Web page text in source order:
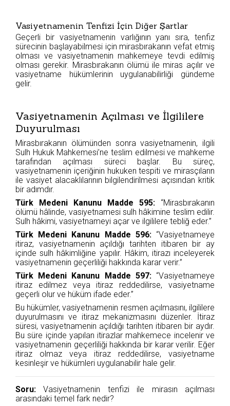
Vasiyetnamenin Tenfizi İçin Diğer Şartlar
Geçerli bir vasiyetnamenin varlığının yanı sıra, tenfiz
sürecinin başlayabilmesi için mirasbırakanın vefat etmiş
olması ve vasiyetnamenin mahkemeye tevdi edilmiş
olması gerekir. Mirasbırakanın ölümü ile miras açılır ve
vasiyetname hükümlerinin uygulanabilirliği gündeme
gelir.
Vasiyetnamenin Açılması ve İlgililere
Duyurulması
Mirasbırakanın ölümünden sonra vasiyetnamenin, ilgili
Sulh Hukuk Mahkemesi’ne teslim edilmesi ve mahkeme
tarafından açılması süreci başlar. Bu süreç,
vasiyetnamenin içeriğinin hukuken tespiti ve mirasçıların
ile vasiyet alacaklılarının bilgilendirilmesi açısından kritik
bir adımdır.
Türk Medeni Kanunu Madde 595: “Mirasbırakanın
ölümü hâlinde, vasiyetnamesi sulh hâkimine teslim edilir.
Sulh hâkimi, vasiyetnameyi açar ve ilgililere tebliğ eder.”
Türk Medeni Kanunu Madde 596:“Vasiyetnameye
itiraz, vasiyetnamenin açıldığı tarihten itibaren bir ay
içinde sulh hâkimliğine yapılır. Hâkim, itirazı inceleyerek
vasiyetnamenin geçerliliği hakkında karar verir.”
Türk Medeni Kanunu Madde 597:“Vasiyetnameye
itiraz edilmez veya itiraz reddedilirse, vasiyetname
geçerli olur ve hüküm ifade eder.”
Bu hükümler, vasiyetnamenin resmen açılmasını, ilgililere
duyurulmasını ve itiraz mekanizmasını düzenler. İtiraz
süresi, vasiyetnamenin açıldığı tarihten itibaren bir aydır.
Bu süre içinde yapılan itirazlar mahkemece incelenir ve
vasiyetnamenin geçerliliği hakkında bir karar verilir. Eğer
itiraz olmaz veya itiraz reddedilirse, vasiyetname
kesinleşir ve hükümleri uygulanabilir hale gelir.
Soru: Vasiyetnamenin tenfizi ile mirasın açılması
arasındaki temel fark nedir?